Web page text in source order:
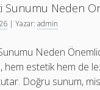
arttırılır
Şifresiz
Hilesi
nasıl arttırılır
Sunumu Neden
| Yazar:admin
Neden
estetik hem de
Doğru sunum,